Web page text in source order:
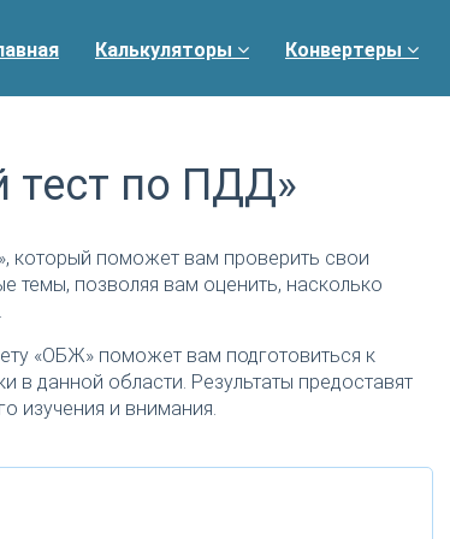
Калькуляторы Конвертеры
тест по ПДД»
который поможет вам проверить свои
темы, позволяя вам оценить, насколько
«ОБЖ» поможет вам подготовиться к
данной области. Результаты предоставят
изучения и внимания.